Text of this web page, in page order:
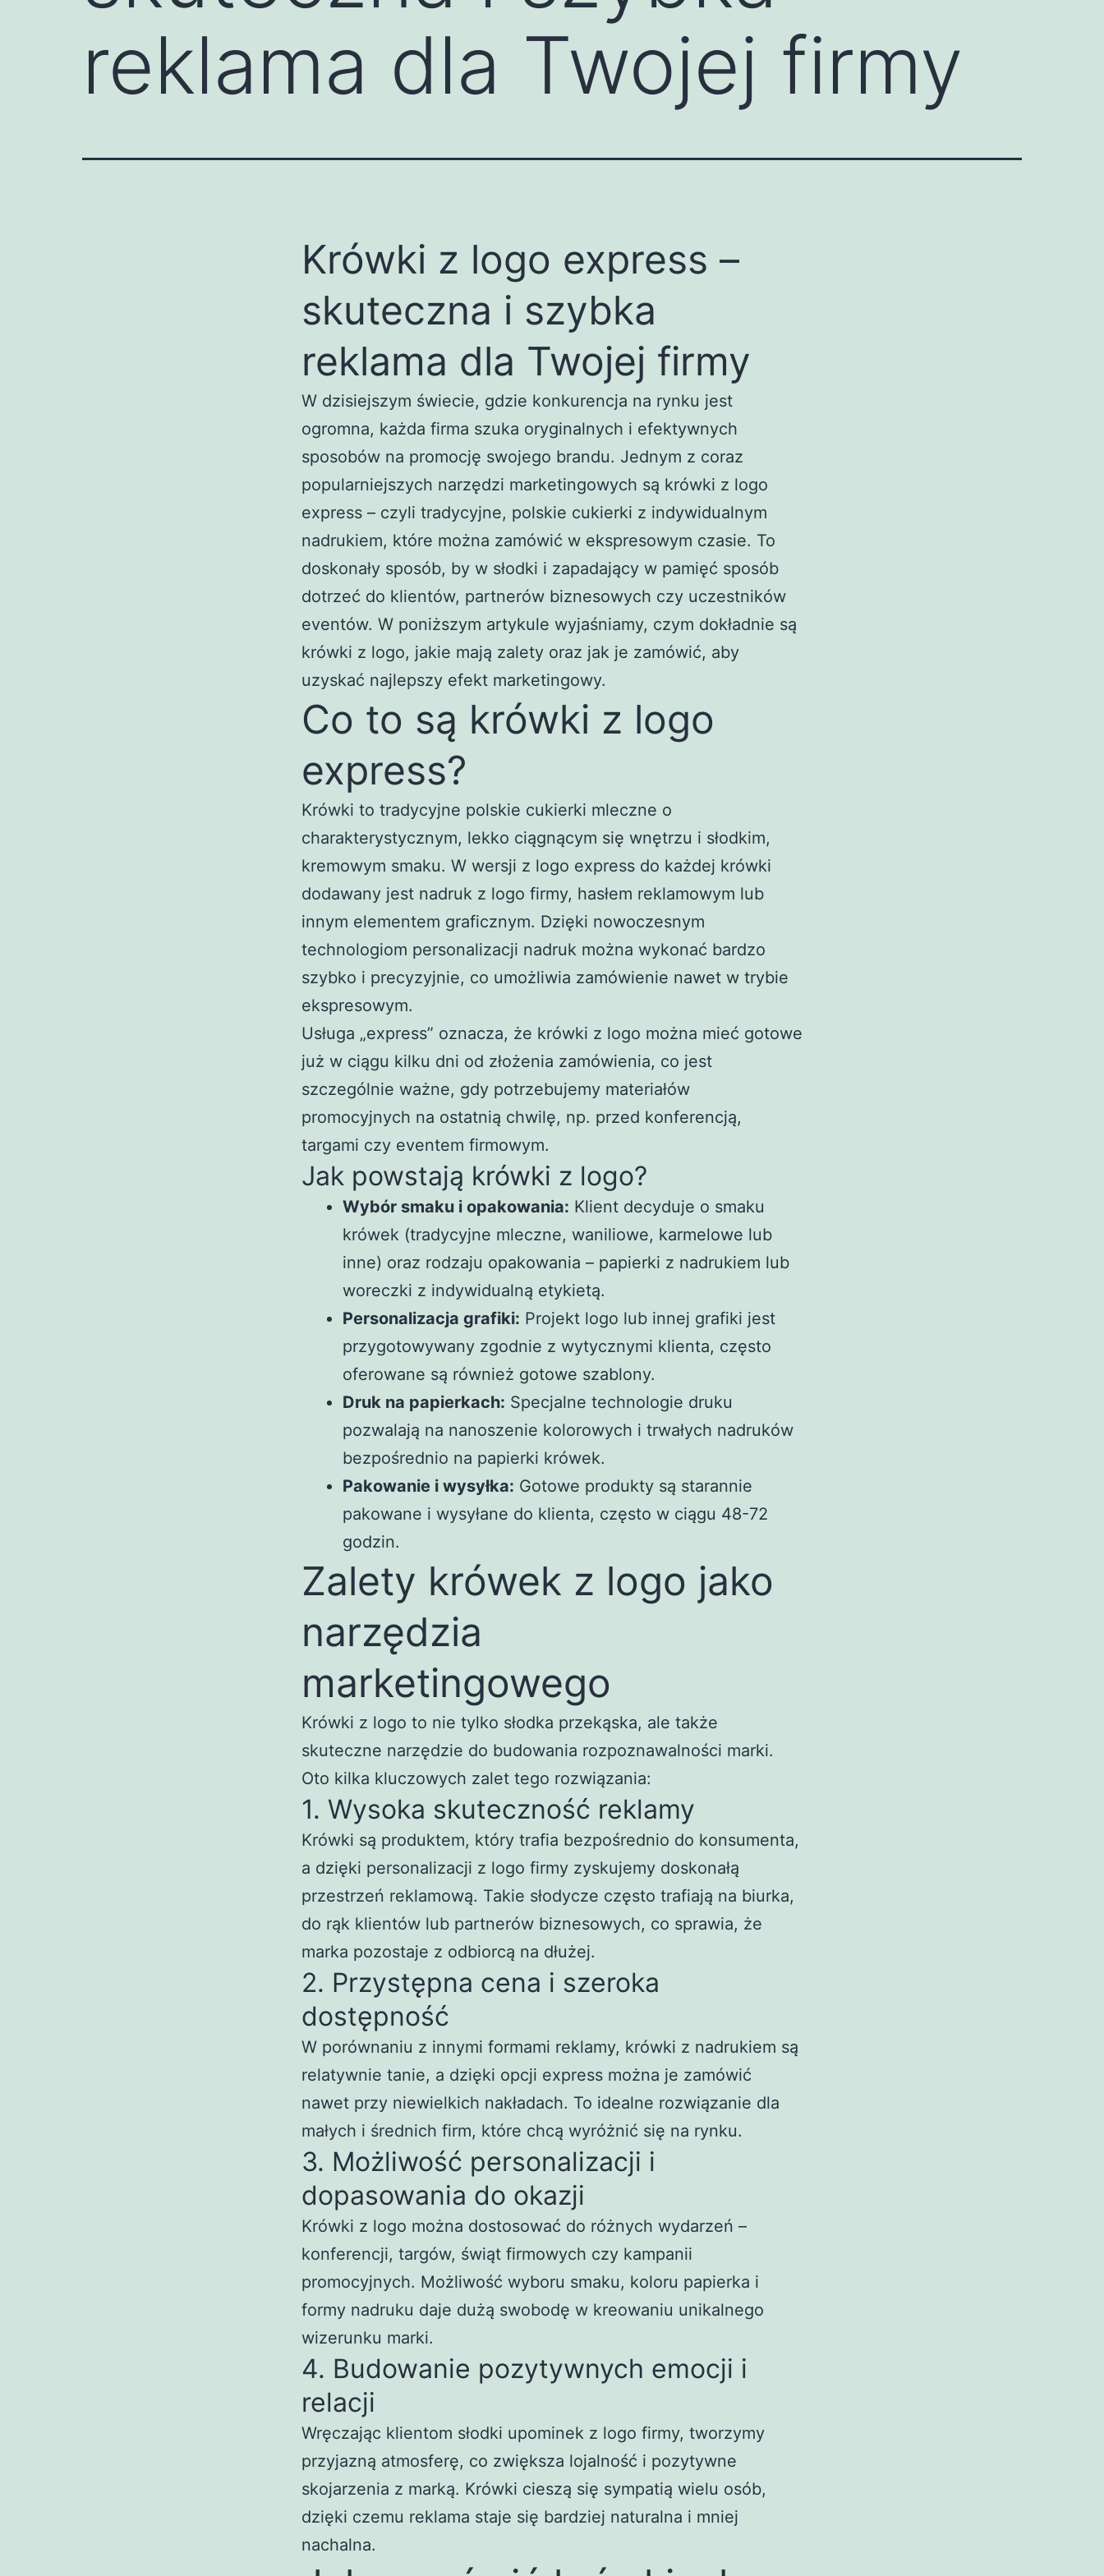
reklama dla Twojej firmy
Krówki z logo express –
skuteczna i szybka
reklama dla Twojej firmy
W dzisiejszym świecie, gdzie konkurencja na rynku jest
ogromna, każda firma szuka oryginalnych i efektywnych
sposobów na promocję swojego brandu. Jednym z coraz
popularniejszych narzędzi marketingowych są krówki z logo
express – czyli tradycyjne, polskie cukierki z indywidualnym
nadrukiem, które można zamówić w ekspresowym czasie. To
doskonały sposób, by w słodki i zapadający w pamięć sposób
dotrzeć do klientów, partnerów biznesowych czy uczestników
eventów. W poniższym artykule wyjaśniamy, czym dokładnie są
krówki z logo, jakie mają zalety oraz jak je zamówić, aby
uzyskać najlepszy efekt marketingowy.
Co to są krówki z logo
express?
Krówki to tradycyjne polskie cukierki mleczne o
charakterystycznym, lekko ciągnącym się wnętrzu i słodkim,
kremowym smaku. W wersji z logo express do każdej krówki
dodawany jest nadruk z logo firmy, hasłem reklamowym lub
innym elementem graficznym. Dzięki nowoczesnym
technologiom personalizacji nadruk można wykonać bardzo
szybko i precyzyjnie, co umożliwia zamówienie nawet w trybie
ekspresowym.
Usługa „express” oznacza, że krówki z logo można mieć gotowe
już w ciągu kilku dni od złożenia zamówienia, co jest
szczególnie ważne, gdy potrzebujemy materiałów
promocyjnych na ostatnią chwilę, np. przed konferencją,
targami czy eventem firmowym.
Jak powstają krówki z logo?
Wybór smaku i opakowania: Klient decyduje o smaku
krówek (tradycyjne mleczne, waniliowe, karmelowe lub
inne) oraz rodzaju opakowania – papierki z nadrukiem lub
woreczki z indywidualną etykietą.
Personalizacja grafiki: Projekt logo lub innej grafiki jest
przygotowywany zgodnie z wytycznymi klienta, często
oferowane są również gotowe szablony.
Druk na papierkach: Specjalne technologie druku
pozwalają na nanoszenie kolorowych i trwałych nadruków
bezpośrednio na papierki krówek.
Pakowanie i wysyłka: Gotowe produkty są starannie
pakowane i wysyłane do klienta, często w ciągu 48-72
godzin.
Zalety krówek z logo jako
narzędzia
marketingowego
Krówki z logo to nie tylko słodka przekąska, ale także
skuteczne narzędzie do budowania rozpoznawalności marki.
Oto kilka kluczowych zalet tego rozwiązania:
1. Wysoka skuteczność reklamy
Krówki są produktem, który trafia bezpośrednio do konsumenta,
a dzięki personalizacji z logo firmy zyskujemy doskonałą
przestrzeń reklamową. Takie słodycze często trafiają na biurka,
do rąk klientów lub partnerów biznesowych, co sprawia, że
marka pozostaje z odbiorcą na dłużej.
2. Przystępna cena i szeroka
dostępność
W porównaniu z innymi formami reklamy, krówki z nadrukiem są
relatywnie tanie, a dzięki opcji express można je zamówić
nawet przy niewielkich nakładach. To idealne rozwiązanie dla
małych i średnich firm, które chcą wyróżnić się na rynku.
3. Możliwość personalizacji i
dopasowania do okazji
Krówki z logo można dostosować do różnych wydarzeń –
konferencji, targów, świąt firmowych czy kampanii
promocyjnych. Możliwość wyboru smaku, koloru papierka i
formy nadruku daje dużą swobodę w kreowaniu unikalnego
wizerunku marki.
4. Budowanie pozytywnych emocji i
relacji
Wręczając klientom słodki upominek z logo firmy, tworzymy
przyjazną atmosferę, co zwiększa lojalność i pozytywne
skojarzenia z marką. Krówki cieszą się sympatią wielu osób,
dzięki czemu reklama staje się bardziej naturalna i mniej
nachalna.